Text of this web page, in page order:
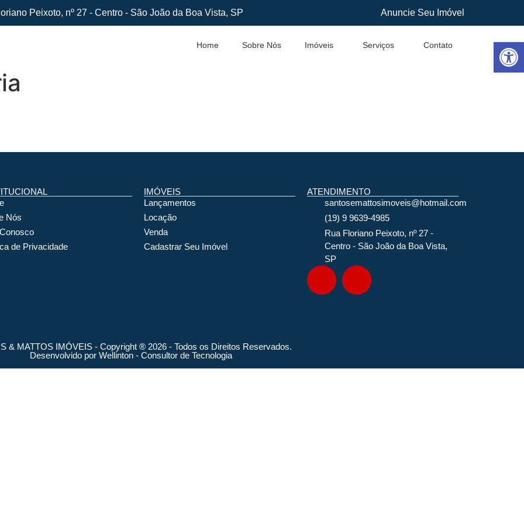
Peixoto, nº 27 - Centro - São João da Boa Vista, SP Anuncie Seu Imóvel
Home Sobre Nós Imóveis Serviços Contato
Nós
de Privacidade
IMÓVEIS
Lançamentos
Locação
Venda
Cadastrar Seu Imóvel
ATENDIMENTO
santosemattosimoveis@hotmail.com
(19) 9 9639-4985
Rua Floriano Peixoto, nº 27 -
Centro - São João da Boa Vista,
SP
& MATTOS IMÓVEIS - Copyright ® 2026 - Todos os Direitos Reservados.
Desenvolvido por Wellinton - Consultor de Tecnologia
Abrir